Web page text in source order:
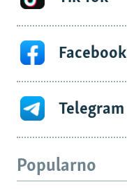
Facebook
Telegram
Popularno